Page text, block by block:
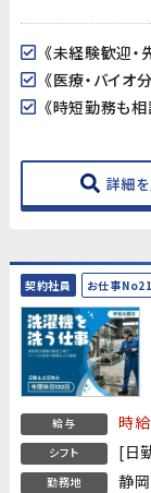
詳細
契約社員 お仕事
給与 時
シフト [日
勤務地 静